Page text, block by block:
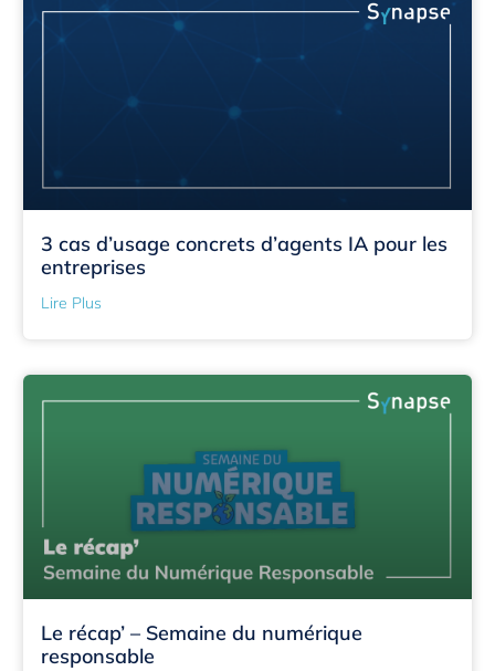
3 cas d’usage concrets d’agents IA pour les
entreprises
Lire Plus
Le récap’ – Semaine du numérique
responsable